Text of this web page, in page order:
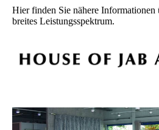
Hier finden Sie nähere Informationen
breites Leistungsspektrum.